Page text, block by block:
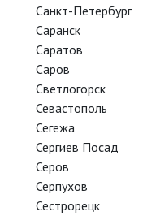
Санкт-Петербург
Саранск
Саратов
Саров
Светлогорск
Севастополь
Сегежа
Сергиев Посад
Серов
Серпухов
Сестрорецк